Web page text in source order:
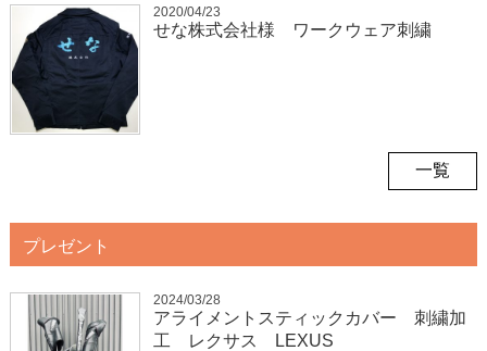
2020/04/23
せな株式会社様 ワークウェア刺繍
一覧
プレゼント
2024/03/28
アライメントスティックカバー 刺繍加
工 レクサス LEXUS